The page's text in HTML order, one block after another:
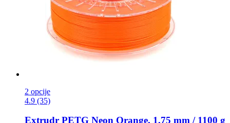
2 opcije
4.9 (35)
Extrudr PETG Neon Orange, 1,75 mm / 1100 g